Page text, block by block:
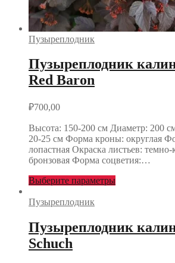
Пузыреплодник
Пузыреплодник
Red Baron
₽700,00
Высота: 150-200 см Диаметр: 200
20-25 см Форма кроны: округлая
лопастная Окраска листьев:
бронзовая Форма соцветия:…
Выберите параметры
Пузыреплодник
Пузыреплодник
Schuch